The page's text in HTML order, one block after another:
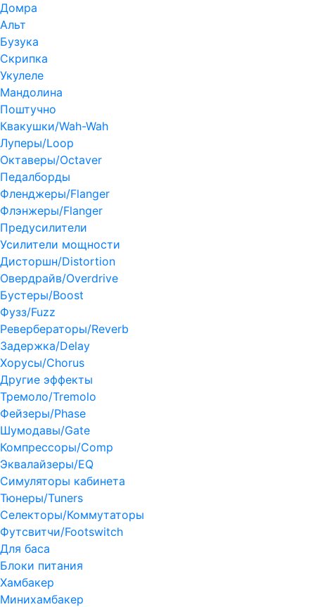
Домра
Альт
Бузука
Скрипка
Укулеле
Мандолина
Поштучно
Квакушки/Wah-Wah
Луперы/Loop
Октаверы/Octaver
Педалборды
Фленджеры/Flanger
Флэнжеры/Flanger
Предусилители
Усилители мощности
Дисторшн/Distortion
Овердрайв/Overdrive
Бустеры/Boost
Фузз/Fuzz
Ревербераторы/Reverb
Задержка/Delay
Хорусы/Chorus
Другие эффекты
Тремоло/Tremolo
Фейзеры/Phase
Шумодавы/Gate
Компрессоры/Comp
Эквалайзеры/EQ
Симуляторы кабинета
Тюнеры/Tuners
Селекторы/Коммутаторы
Футсвитчи/Footswitch
Для баса
Блоки питания
Хамбакер
Минихамбакер